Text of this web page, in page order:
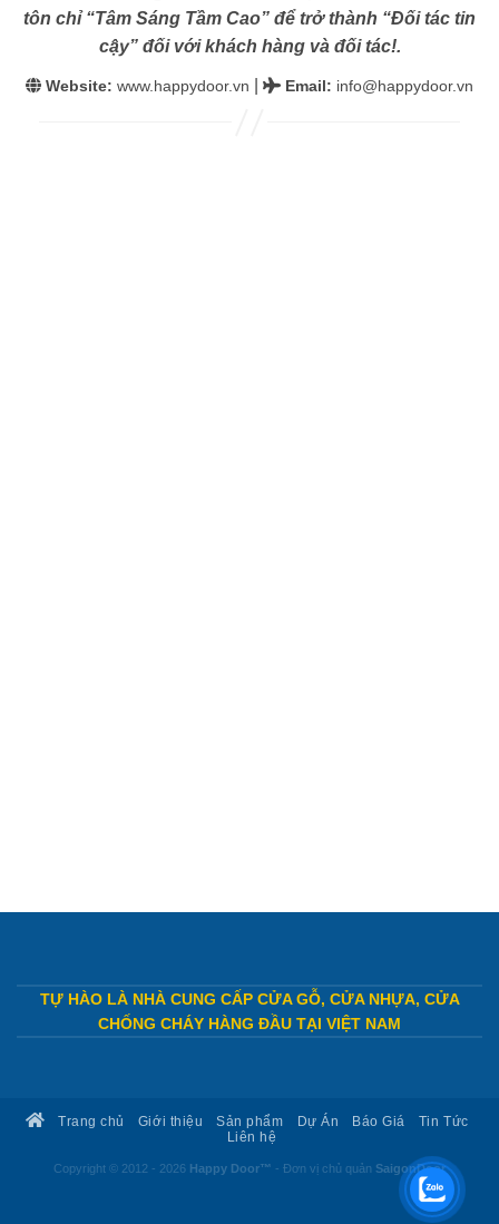
tôn chỉ “Tâm Sáng Tầm Cao” để trở thành “Đối tác tin
cậy” đối với khách hàng và đối tác!.
Website: www.happydoor.vn Email: info@happydoor.vn
TỰ HÀO LÀ NHÀ CUNG CẤP CỬA GỖ, CỬA NHỰA, CỬA
CHỐNG CHÁY HÀNG ĐẦU TẠI VIỆT NAM
Trang chủ Giới thiệu Sản phẩm Dự Án Báo Giá
Tin Tức
Liên hệ
Copyright © 2012 - 2026 Happy Door™ - Đơn vị chủ quản SaigonDoor